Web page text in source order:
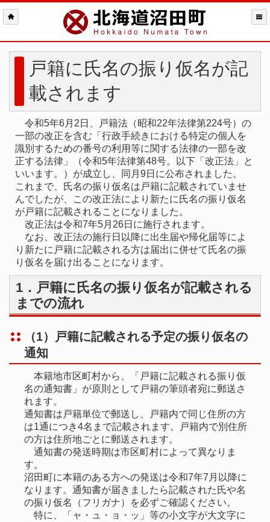
戸籍に氏名の振り仮名が記
載されます
令和5年6月2日、戸籍法（昭和22年法律第224号）の
一部の改正を含む「行政手続きにおける特定の個人を
識別するための番号の利用等に関する法律の一部を改
正する法律」（令和5年法律第48号。以下「改正法」と
いいます。）が成立し、同月9日に公布されました。
これまで、氏名の振り仮名は戸籍に記載されていませ
んでしたが、この改正法により新たに氏名の振り仮名
が戸籍に記載されることになりました。
改正法は令和7年5月26日に施行されます。
なお、改正法の施行日以降に出生届や帰化届等によ
り新たに戸籍に記載される方は届出に併せて氏名の振
り仮名を届け出ることになります。
1．戸籍に氏名の振り仮名が記載される
までの流れ
（1）戸籍に記載される予定の振り仮名の
通知
本籍地市区町村から、「戸籍に記載される振り仮
名の通知書」が原則として戸籍の筆頭者宛に郵送さ
れます。
通知書は戸籍単位で郵送し、戸籍内で同じ住所の方
は1通につき4名まで記載されます。戸籍内で別住所
の方は住所地ごとに郵送されます。
通知書の発送時期は市区町村によって異なりま
す。
沼田町に本籍のある方への発送は令和7年7月以降に
なります。通知書が届きましたら記載された氏や名
の振り仮名（フリガナ）を必ずご確認ください。
特に、「ャ・ュ・ョ・ッ」等の小文字が大文字に